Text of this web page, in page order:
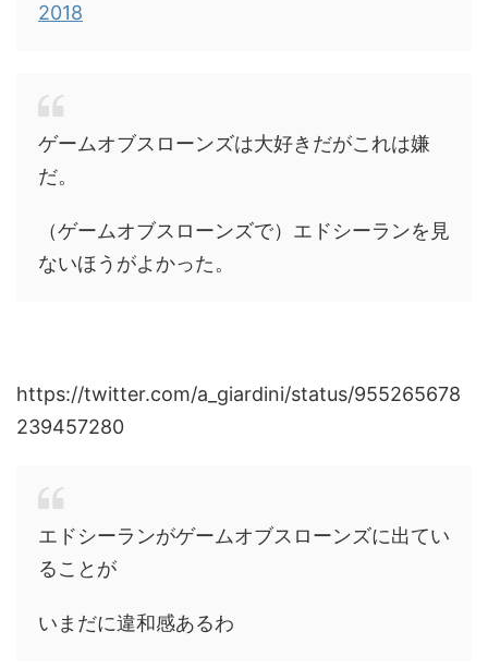
2018
ゲームオブスローンズは大好きだがこれは嫌
だ。
（ゲームオブスローンズで）エドシーランを見
ないほうがよかった。
https://twitter.com/a_giardini/status/955265678
239457280
エドシーランがゲームオブスローンズに出てい
ることが
いまだに違和感あるわ